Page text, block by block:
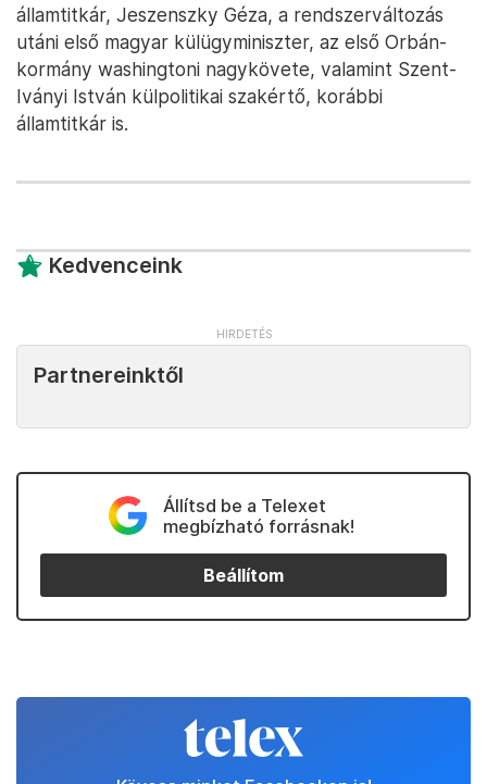
államtitkár, Jeszenszky Géza, a rendszerváltozás
utáni első magyar külügyminiszter, az első Orbán-
kormány washingtoni nagykövete, valamint Szent-
Iványi István külpolitikai szakértő, korábbi
államtitkár is.
Kedvenceink
Partnereinktől
Állítsd be a Telexet
megbízható forrásnak!
Beállítom